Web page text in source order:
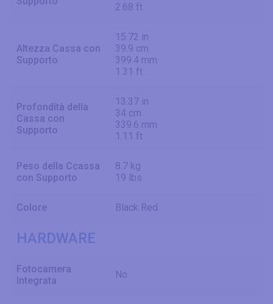
2.68 ft
Altezza Cassa con
Supporto
15.72 in
39.9 cm
399.4 mm
1.31 ft
Profondità della
Cassa con
Supporto
13.37 in
34 cm
339.6 mm
1.11 ft
Peso della Ccassa
con Supporto
8.7 kg
19 lbs
Colore Black Red
HARDWARE
Fotocamera
Integrata
No